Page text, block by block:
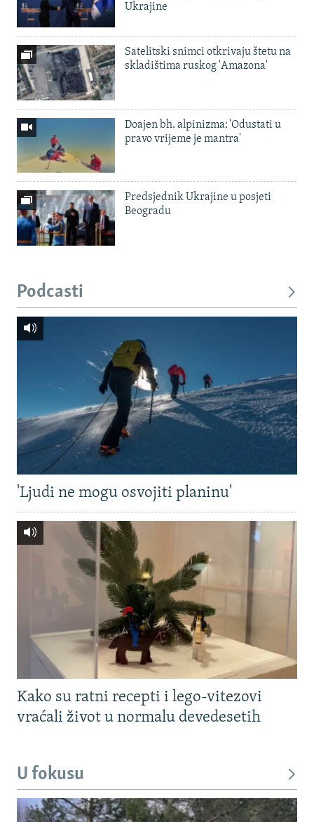
Ukrajine
Satelitski snimci otkrivaju štetu na
skladištima ruskog 'Amazona'
Doajen bh. alpinizma: 'Odustati u
pravo vrijeme je mantra'
Predsjednik Ukrajine u posjeti
Beogradu
Podcasti
'Ljudi ne mogu osvojiti planinu'
Kako su ratni recepti i lego-vitezovi
vraćali život u normalu devedesetih
U fokusu